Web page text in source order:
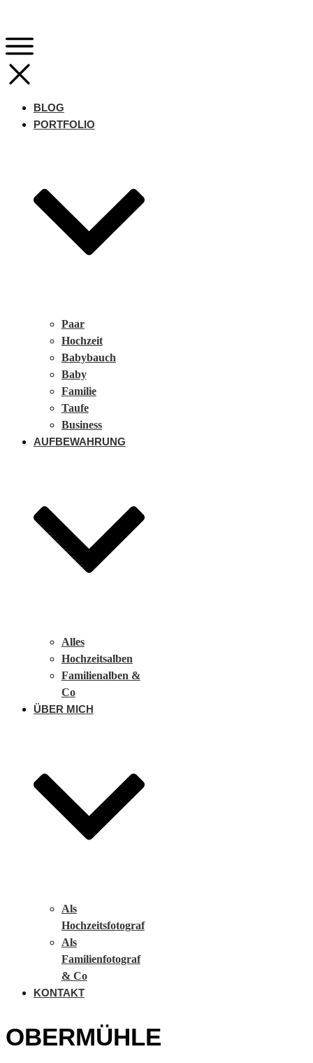
BLOG
PORTFOLIO
Paar
Hochzeit
Babybauch
Baby
Familie
Taufe
Business
AUFBEWAHRUNG
Alles
Hochzeitsalben
Familienalben &
Co
ÜBER MICH
Als
Hochzeitsfotograf
Als
Familienfotograf
& Co
KONTAKT
OBERMÜHLE